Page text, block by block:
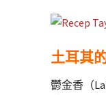
土耳其
鬱金香（